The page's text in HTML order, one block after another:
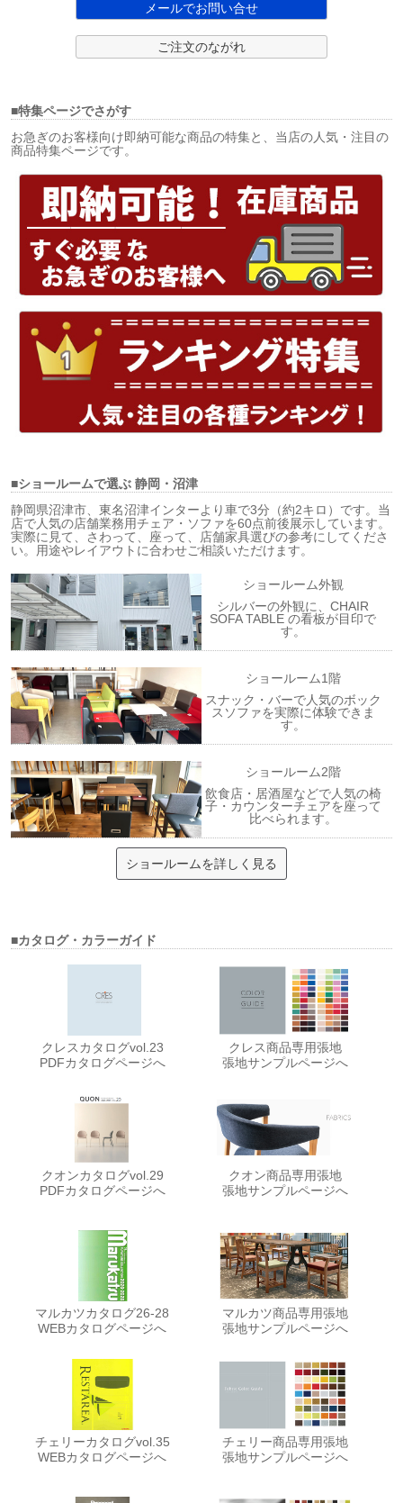
メールでお問い合せ
ご注文のながれ
■特集ページでさがす
お急ぎのお客様向け即納可能な商品の特集と、当店の人気・注目の
商品特集ページです。
■ショールームで選ぶ静岡・沼津
静岡県沼津市、東名沼津インターより車で3分（約2キロ）です。当
店で人気の店舗業務用チェア・ソファを60点前後展示しています。
実際に見て、さわって、座って、店舗家具選びの参考にしてくださ
い。用途やレイアウトに合わせご相談いただけます。
ショールーム外観
シルバーの外観に、CHAIR
SOFA TABLE の看板が目印で
す。
ショールーム1階
スナック・バーで人気のボック
スソファを実際に体験できま
す。
ショールーム2階
飲食店・居酒屋などで人気の椅
子・カウンターチェアを座って
比べられます。
ショールームを詳しく見る
■カタログ・カラーガイド
クレスカタログvol.23
PDFカタログページへ
クレス商品専用張地
張地サンプルページへ
クオンカタログvol.29
PDFカタログページへ
クオン商品専用張地
張地サンプルページへ
マルカツカタログ26-28
WEBカタログページへ
マルカツ商品専用張地
張地サンプルページへ
チェリーカタログvol.35
WEBカタログページへ
チェリー商品専用張地
張地サンプルページへ